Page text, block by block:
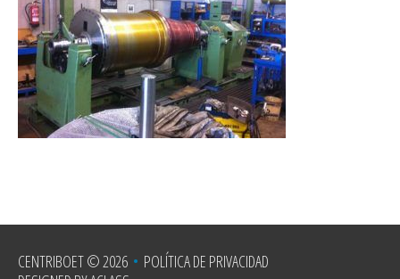
CENTRIBOET© 2026 • POLÍTICA DE PRIVACIDAD